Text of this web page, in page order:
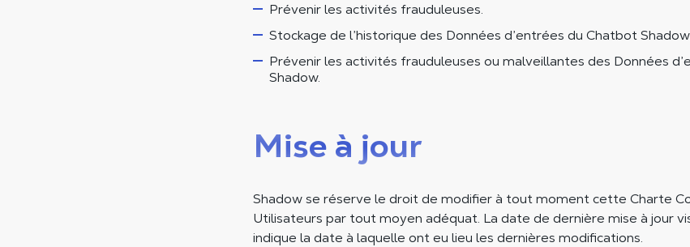
Prévenir les activités frauduleuses.
Stockage de l’historique des Données d’entrées du Chatbot
Prévenir les activités frauduleuses ou malveillantes des Données
Shadow.
Mise à jour
Shadow se réserve le droit de modifier à tout moment cette Charte
Utilisateurs par tout moyen adéquat. La date de dernière mise à jour
indique la date à laquelle ont eu lieu les dernières modifications.